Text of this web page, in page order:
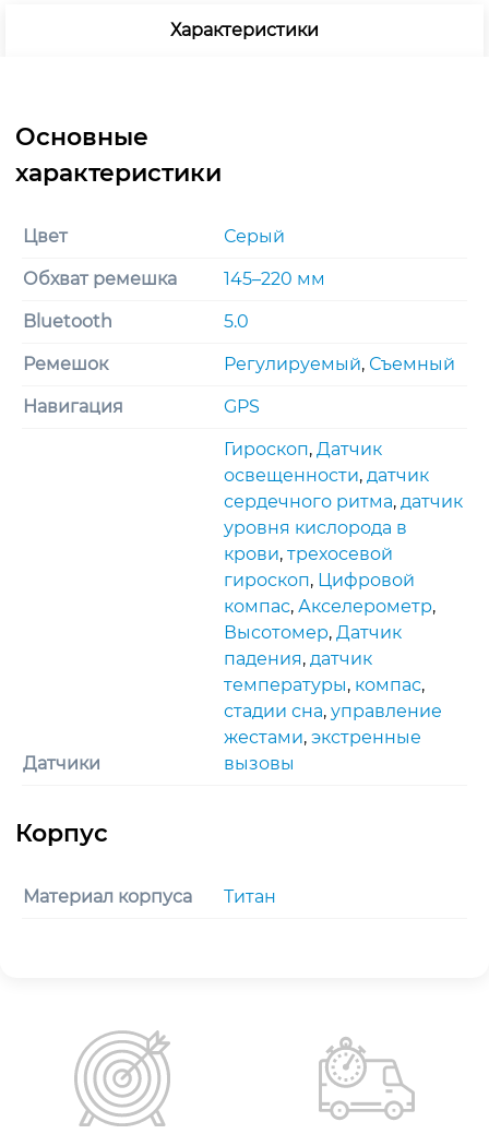
Характеристики
Цвет Серый
Обхват ремешка 145–220 мм
Bluetooth 5.0
Ремешок Регулируемый, Съемный
Навигация GPS
Датчики
Гироскоп, Датчик
освещенности, датчик
сердечного ритма, датчик
уровня кислорода в
крови, трехосевoй
гироскоп, Цифровой
компас, Акселерометр,
Высотомер, Датчик
падения, датчик
температуры, компас,
стадии сна, управление
жестами, экстренные
вызовы
Материал корпуса Титан